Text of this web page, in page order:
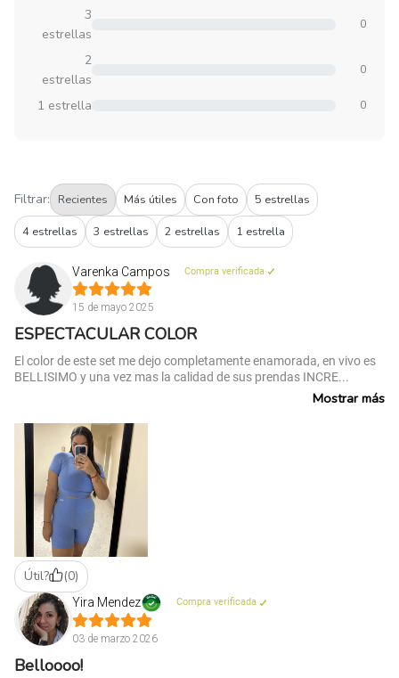
3
estrellas
0
2
estrellas
0
1 estrella 0
Filtrar: Recientes Más útiles Con foto 5 estrellas
4 estrellas 3 estrellas 2 estrellas 1 estrella
Varenka Campos Compra verificada
15 de mayo 2025
ESPECTACULAR COLOR
El color de este set me dejo completamente enamorada, en vivo es
BELLISIMO y una vez mas la calidad de sus prendas INCRE...
Mostrar más
Útil? (0)
Yira Mendez Compra verificada
03 de marzo 2026
Belloooo!